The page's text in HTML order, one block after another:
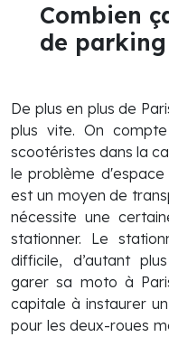
Combien
de parking
De plus en plus de
plus vite. On
scootéristes dans la
le problème
est un moyen de
nécessite une
stationner. Le
difficile, d’autant
garer sa moto à
capitale à instaurer
pour les deux-roues